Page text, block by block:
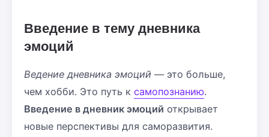
Введение в тему дневника
эмоций
Ведение дневника эмоций — это больше,
чем хобби. Это путь к самопознанию.
Введение в дневник эмоций открывает
новые перспективы для саморазвития.